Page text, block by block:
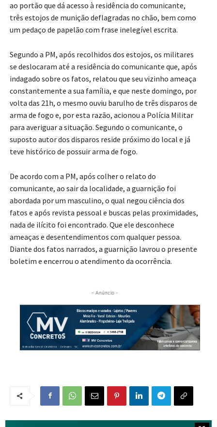
ao portão que dá acesso à residência do comunicante,
três estojos de munição deflagradas no chão, bem como
um pedaço de papelão com frase inelegível escrita.
Segundo a PM, após recolhidos dos estojos, os militares
se deslocaram até a residência do comunicante que, após
indagado sobre os fatos, relatou que seu vizinho ameaça
constantemente a sua família, e que neste domingo, por
volta das 21h, o mesmo ouviu barulho de três disparos de
arma de fogo e, por esta razão, acionou a Polícia Militar
para averiguar a situação. Segundo o comunicante, o
suposto autor dos disparos reside próximo do local e já
teve histórico de possuir arma de fogo.
De acordo com a PM, após colher o relato do
comunicante, ao sair da localidade, a guarnição foi
abordada por um masculino, o qual negou ciência dos
fatos e após revista pessoal e buscas pelas proximidades,
nada de ilícito foi encontrado. Que ele desconhece
ameaças e desentendimentos com qualquer pessoa.
Diante dos fatos narrados, a guarnição lavrou o presente
boletim e encerrou o atendimento da ocorrência.
- Anúncio -